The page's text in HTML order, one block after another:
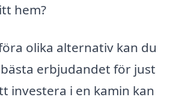
hem?
olika alternativ kan du
erbjudandet för just
investera i en kamin kan